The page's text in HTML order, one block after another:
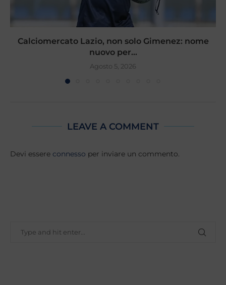
Calciomercato Lazio, non solo Gimenez: nome
nuovo per...
Agosto 5, 2026
LEAVE A COMMENT
Devi essere connesso per inviare un commento.